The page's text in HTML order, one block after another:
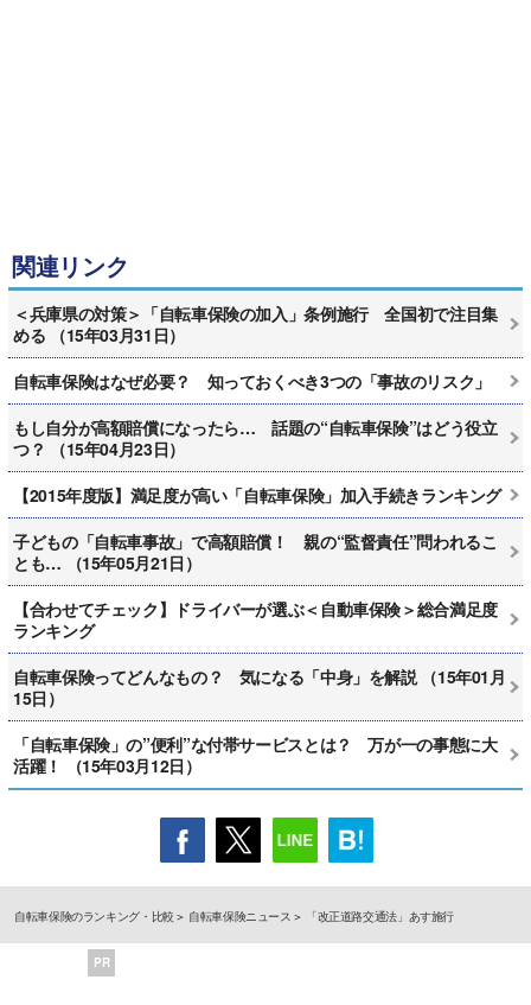
関連リンク
＜兵庫県の対策＞「自転車保険の加入」条例施行 全国初で注目集
める （15年03月31日）
自転車保険はなぜ必要？ 知っておくべき3つの「事故のリスク」
もし自分が高額賠償になったら… 話題の“自転車保険”はどう役立
つ？ （15年04月23日）
【2015年度版】満足度が高い「自転車保険」加入手続きランキング
子どもの「自転車事故」で高額賠償！ 親の“監督責任”問われるこ
とも… （15年05月21日）
【合わせてチェック】ドライバーが選ぶ＜自動車保険＞総合満足度
ランキング
自転車保険ってどんなもの？ 気になる「中身」を解説 （15年01月
15日）
「自転車保険」の”便利”な付帯サービスとは？ 万が一の事態に大
活躍！ （15年03月12日）
自転車保険のランキング・比較 自転車保険ニュース 「改正道路交通法」あす施行
PR